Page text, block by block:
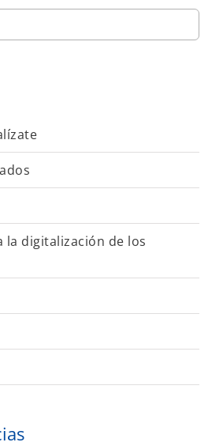
la digitalización de los